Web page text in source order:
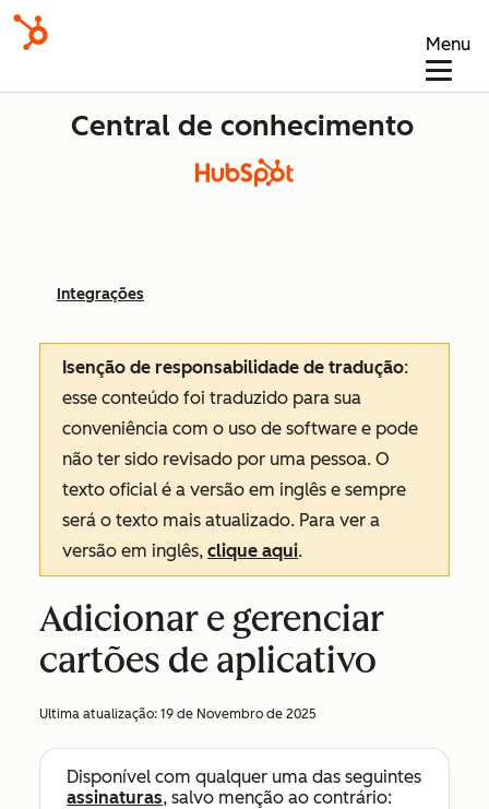
Menu
Central de conhecimento
Integrações
Isenção de responsabilidade de tradução:
esse conteúdo foi traduzido para sua
conveniência com o uso de software e pode
não ter sido revisado por uma pessoa. O
texto oficial é a versão em inglês e sempre
será o texto mais atualizado. Para ver a
versão em inglês, clique aqui.
Adicionar e gerenciar
cartões de aplicativo
Ultima atualização: 19 de Novembro de 2025
Disponível com qualquer uma das seguintes
assinaturas, salvo menção ao contrário: